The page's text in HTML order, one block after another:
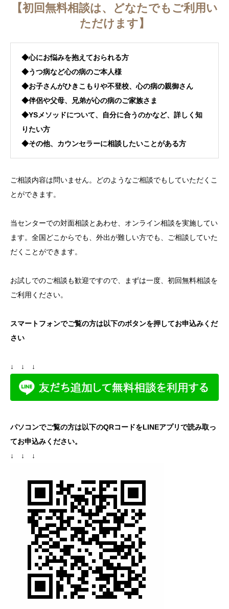
【初回無料相談は、どなたでもご利用い
ただけます】
◆心にお悩みを抱えておられる方
◆うつ病など心の病のご本人様
◆お子さんがひきこもりや不登校、心の病の親御さん
◆伴侶や父母、兄弟が心の病のご家族さま
◆YSメソッドについて、自分に合うのかなど、詳しく知
りたい方
◆その他、カウンセラーに相談したいことがある方
ご相談内容は問いません。どのようなご相談でもしていただくこ
とができます。
当センターでの対面相談とあわせ、オンライン相談を実施してい
ます。全国どこからでも、外出が難しい方でも、ご相談していた
だくことができます。
お試しでのご相談も歓迎ですので、まずは一度、初回無料相談を
ご利用ください。
スマートフォンでご覧の方は以下のボタンを押してお申込みくだ
さい
↓ ↓ ↓
パソコンでご覧の方は以下のQRコードをLINEアプリで読み取っ
てお申込みください。
↓ ↓ ↓
心のケア必要度テスト